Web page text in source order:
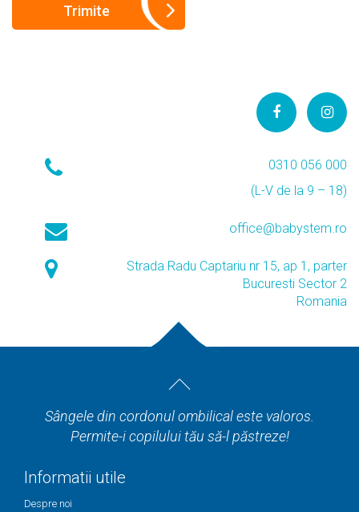
0310 056 000
(L-V de la 9 – 18)
office@babystem.ro
Strada Radu Captariu nr 15, ap 1, parter
Bucuresti Sector 2
Romania
Sângele din cordonul ombilical este valoros.
Permite-i copilului tău să-l păstreze!
Informatii utile
Despre noi